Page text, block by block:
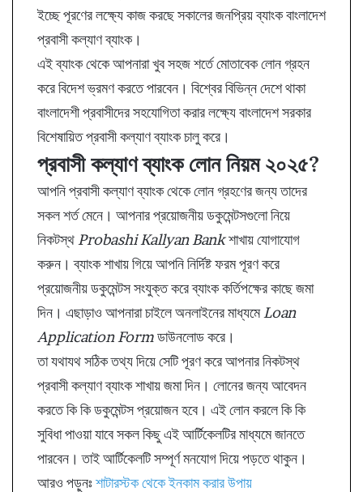
ইচ্ছে পূরণের লক্ষ্যে কাজ করছে সকালের জনপ্রিয় ব্যাংক বাংলাদেশ
প্রবাসী কল্যাণ ব্যাংক।
এই ব্যাংক থেকে আপনারা খুব সহজ শর্তে মোতাবেক লোন গ্রহন
করে বিদেশ ভ্রমণ করতে পারবেন। বিশ্বের বিভিন্ন দেশে থাকা
বাংলাদেশী প্রবাসীদের সহযোগিতা করার লক্ষ্যে বাংলাদেশ সরকার
বিশেষায়িত প্রবাসী কল্যাণ ব্যাংক চালু করে।
প্রবাসী কল্যাণ ব্যাংক লোন নিয়ম ২০২৫?
আপনি প্রবাসী কল্যাণ ব্যাংক থেকে লোন গ্রহণের জন্য তাদের
সকল শর্ত মেনে। আপনার প্রয়োজনীয় ডকুমেন্টসগুলো নিয়ে
নিকটস্থ Probashi Kallyan Bankশাখায় যোগাযোগ
করুন। ব্যাংক শাখায় গিয়ে আপনি নির্দিষ্ট ফরম পূরণ করে
প্রয়োজনীয় ডকুমেন্টস সংযুক্ত করে ব্যাংক কর্তিপক্ষের কাছে জমা
দিন। এছাড়াও আপনারা চাইলে অনলাইনের মাধ্যমে Loan
Application Formডাউনলোড করে।
তা যথাযথ সঠিক তথ্য দিয়ে সেটি পূরণ করে আপনার নিকটস্থ
প্রবাসী কল্যাণ ব্যাংক শাখায় জমা দিন। লোনের জন্য আবেদন
করতে কি কি ডকুমেন্টস প্রয়োজন হবে। এই লোন করলে কি কি
সুবিধা পাওয়া যাবে সকল কিছু এই আর্টিকেলটির মাধ্যমে জানতে
পারবেন। তাই আর্টিকেলটি সম্পূর্ণ মনযোগ দিয়ে পড়তে থাকুন।
আরও পড়ুনঃ শাটারস্টক থেকে ইনকাম করার উপায়